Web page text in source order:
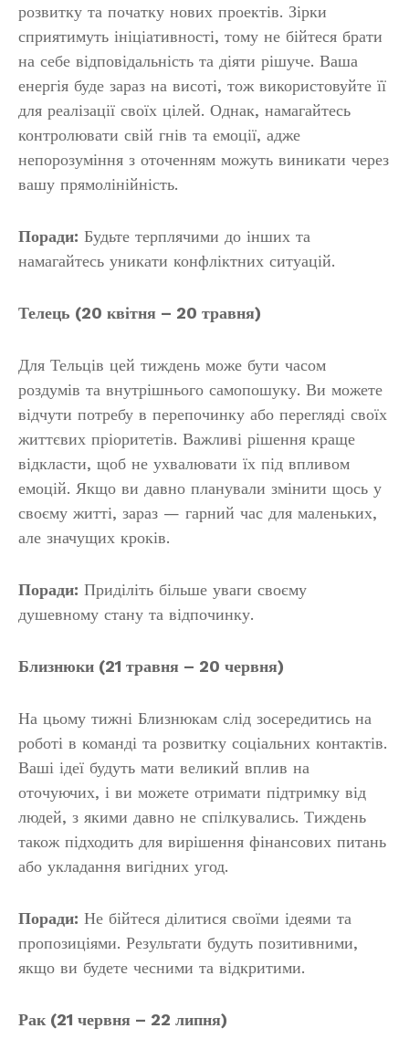
розвитку та початку нових проектів. Зірки
сприятимуть ініціативності, тому не бійтеся брати
на себе відповідальність та діяти рішуче. Ваша
енергія буде зараз на висоті, тож використовуйте її
для реалізації своїх цілей. Однак, намагайтесь
контролювати свій гнів та емоції, адже
непорозуміння з оточенням можуть виникати через
вашу прямолінійність.
Поради: Будьте терплячими до інших та
намагайтесь уникати конфліктних ситуацій.
Телець (20 квітня – 20 травня)
Для Тельців цей тиждень може бути часом
роздумів та внутрішнього самопошуку. Ви можете
відчути потребу в перепочинку або перегляді своїх
життєвих пріоритетів. Важливі рішення краще
відкласти, щоб не ухвалювати їх під впливом
емоцій. Якщо ви давно планували змінити щось у
своєму житті, зараз — гарний час для маленьких,
але значущих кроків.
Поради: Приділіть більше уваги своєму
душевному стану та відпочинку.
Близнюки (21 травня – 20 червня)
На цьому тижні Близнюкам слід зосередитись на
роботі в команді та розвитку соціальних контактів.
Ваші ідеї будуть мати великий вплив на
оточуючих, і ви можете отримати підтримку від
людей, з якими давно не спілкувались. Тиждень
також підходить для вирішення фінансових питань
або укладання вигідних угод.
Поради: Не бійтеся ділитися своїми ідеями та
пропозиціями. Результати будуть позитивними,
якщо ви будете чесними та відкритими.
Рак (21 червня – 22 липня)